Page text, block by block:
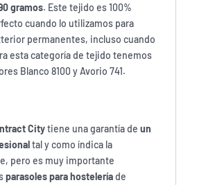
gramos. Este tejido es 100%
cuando lo utilizamos para
permanentes, incluso cuando
esta categoría de tejido tenemos
Blanco 8100 y Avorio 741.
Citytiene una garantía de un
tal y como índica la
pero es muy importante
parasoles para hosteleríade